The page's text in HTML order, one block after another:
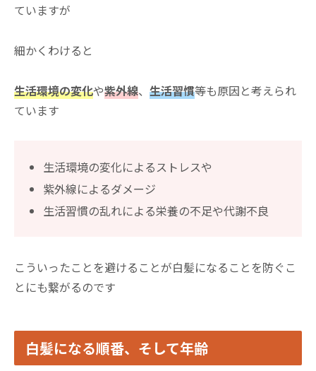
ていますが
細かくわけると
生活環境の変化や紫外線、 生活習慣等も原因と考えられ
ています
生活環境の変化によるストレスや
紫外線によるダメージ
生活習慣の乱れによる栄養の不足や代謝不良
こういったことを避けることが白髪になることを防ぐこ
とにも繋がるのです
白髪になる順番、そして年齢